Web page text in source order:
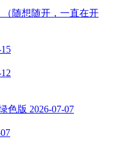
随想随开，一直在开
色版 2026-07-07